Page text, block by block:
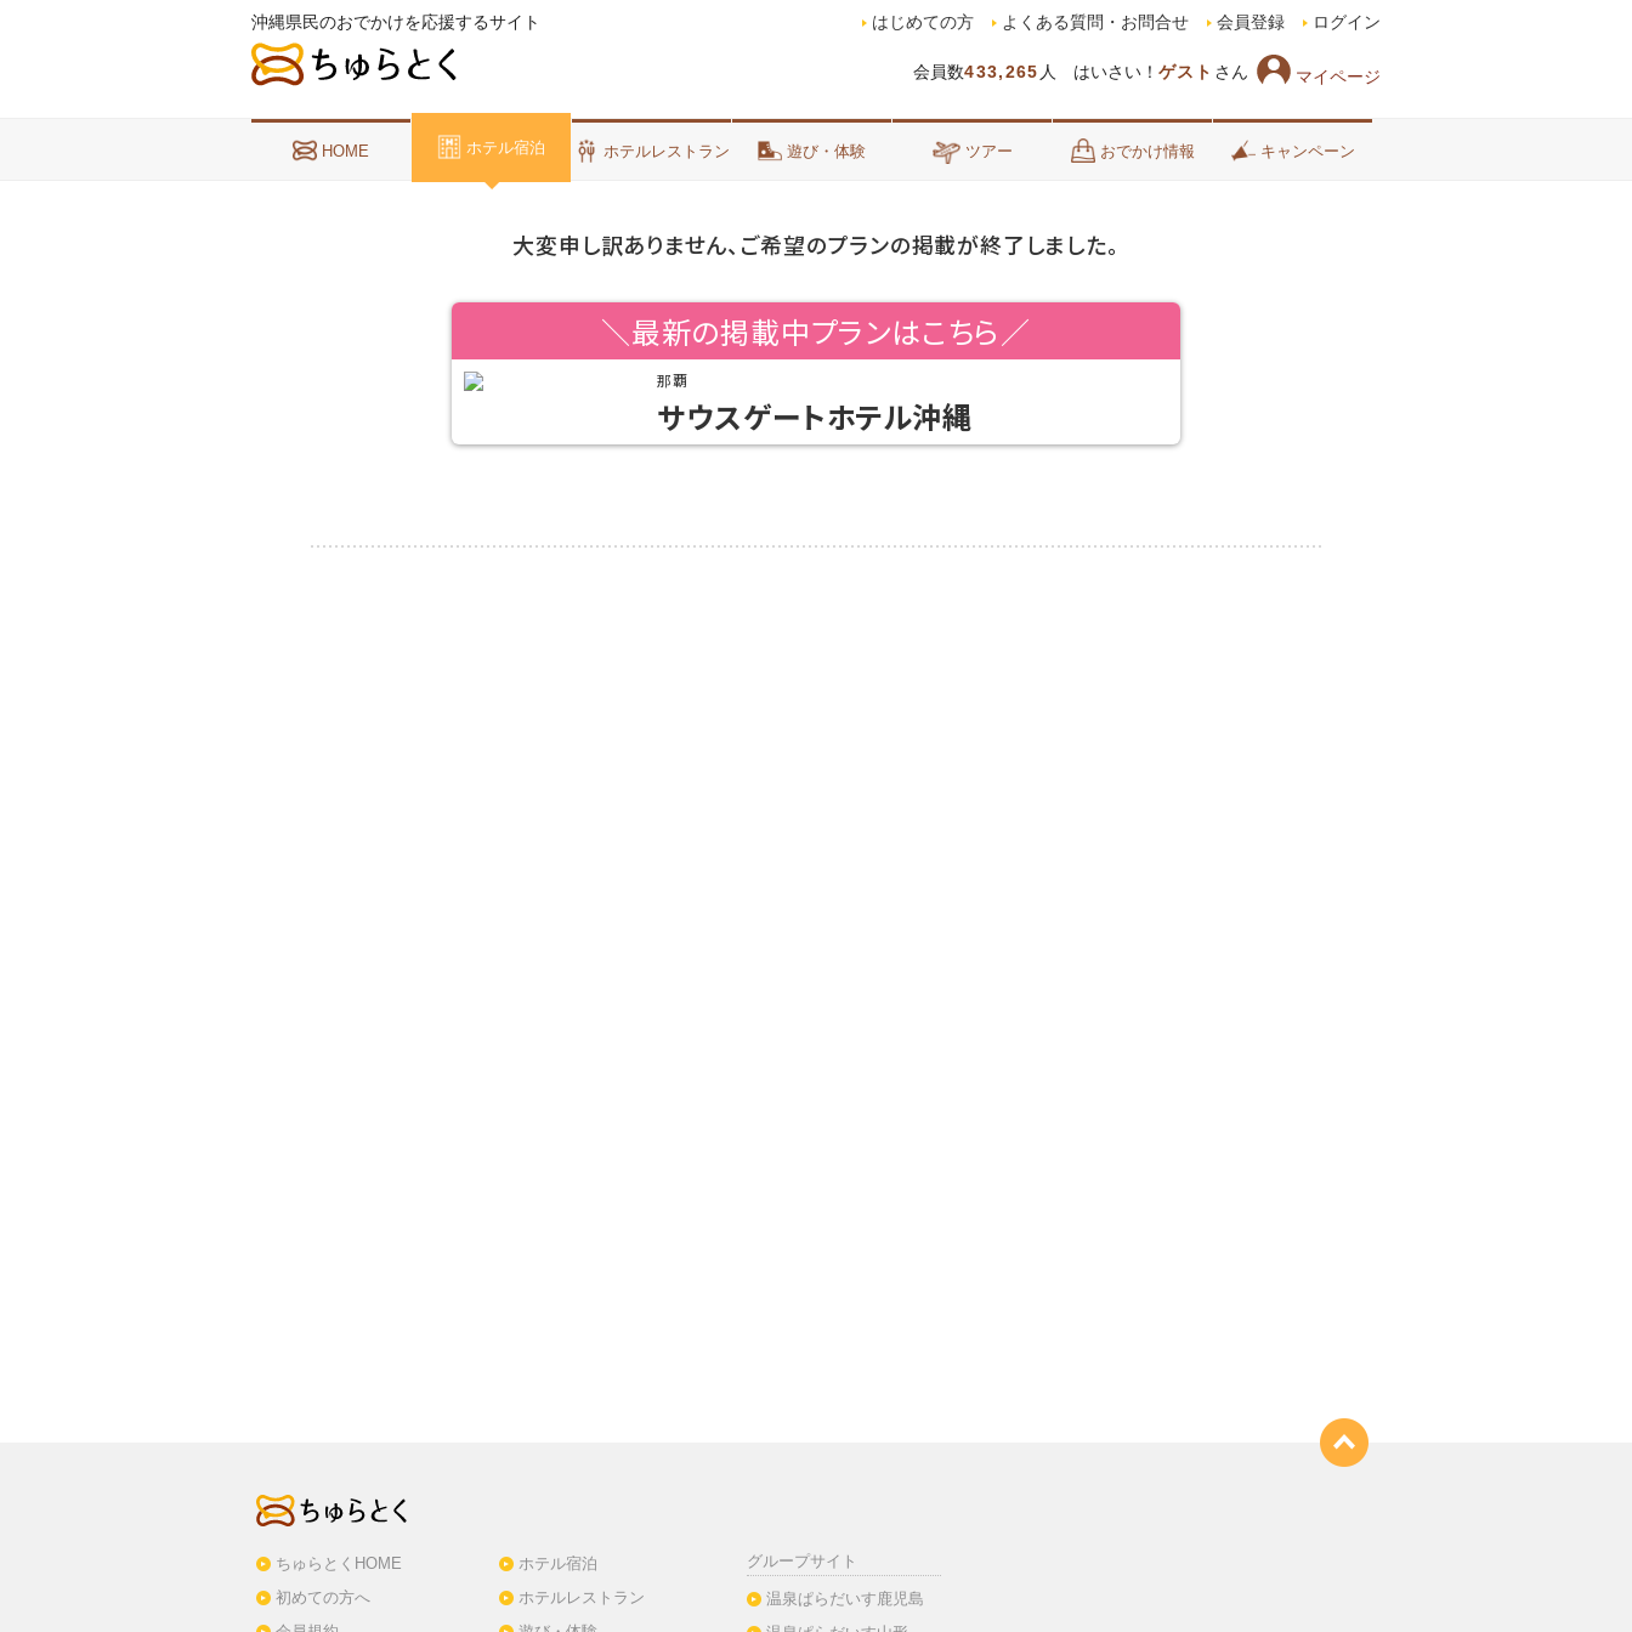
沖縄県民のおでかけを応援するサイト
会員数433,265 人 はいさい！ ゲスト さん マイページ
はじめての方 よくある質問・お問合せ 会員登録 ログイン
HOME ホテル宿泊 ホテルレストラン 遊び・体験 ツアー おでかけ情報 キャンペーン
大変申し訳ありません、ご希望のプランの掲載が終了しました。
＼最新の掲載中プランはこちら／
那覇
サウスゲートホテル沖縄
ちゅらとくHOME
初めての方へ
ホテル宿泊
ホテルレストラン
グループサイト
温泉ぱらだいす鹿児島